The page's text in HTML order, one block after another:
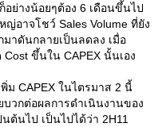
อย่างน้อยๆต้อง 6 เดือนขึ้นไป
อาจโชว์ Sales Volume ที่ยัง
มาดันกลายเป็นลดลง เมื่อ
ขึ้นใน CAPEX นั้นเอง
ม CAPEX ในไตรมาส 2 นี้
บวกต่อผลการดำเนินงานของ
ต้นไป เป็นไปได้ว่า 2H11